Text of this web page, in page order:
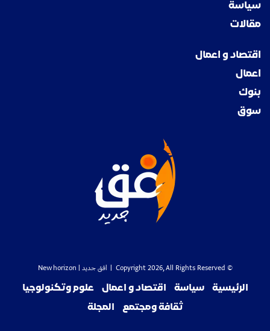
سياسة
مقالات
اقتصاد و اعمال
اعمال
بنوك
سوق
© Copyright 2026, All Rights Reserved | افق جديد
الرئيسية سياسة اقتصاد و اعمال
علوم وتكنولوجيا
ثقافة ومجتمع
المجلة